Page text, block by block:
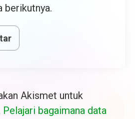
berikutnya.
Akismet untuk
Pelajari bagaimana data